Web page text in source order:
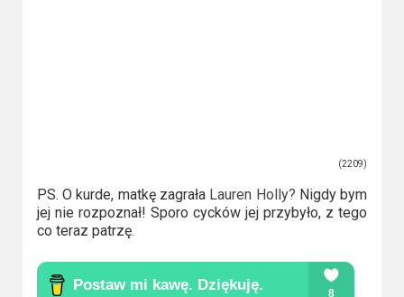
(2209)
PS. O kurde, matkę zagrała Lauren Holly? Nigdy bym
jej nie rozpoznał! Sporo cycków jej przybyło, z tego
co teraz patrzę.